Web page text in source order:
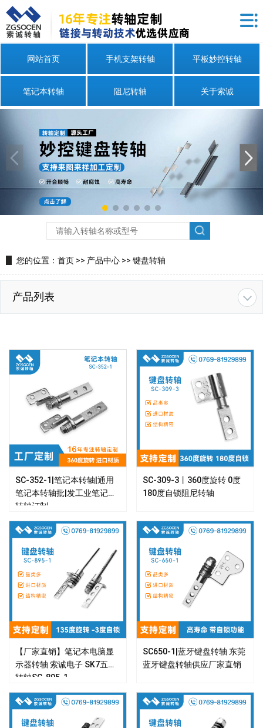
网站首页 手机支架转轴 平板妙控转轴
笔记本转轴 阻尼转轴 关于索诚
您的位置： 首页 >> 产品中心 >> 键盘转轴
产品列表
SC-352-1|笔记本转轴|通用
笔记本转轴批|发工业笔记本
转轴订制
查看详情 >
SC-309-3丨360度旋转 0度
180度自锁阻尼转轴
查看详情 >
【厂家直销】笔记本电脑显
示器转轴 索诚电子 SK7五金
转轴SC-895-1
查看详情 >
SC650-1|蓝牙键盘转轴 东莞
蓝牙键盘转轴供应厂家直销
查看详情 >